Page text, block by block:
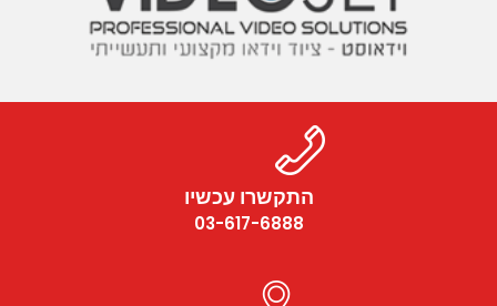
התקשרו עכשיו
03-617-6888